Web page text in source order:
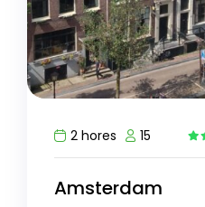
2 hores
15
Amsterdam